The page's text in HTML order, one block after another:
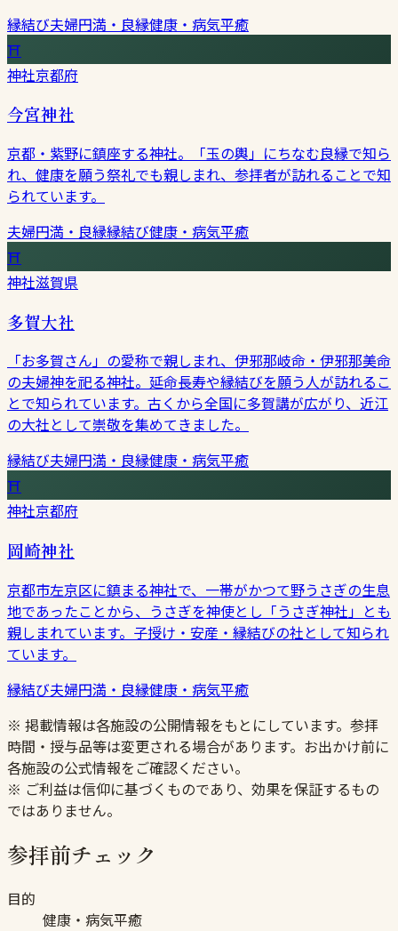
縁結び夫婦円満・良縁健康・病気平癒
⛩
神社京都府
今宮神社
京都・紫野に鎮座する神社。「玉の輿」にちなむ良縁で知ら
れ、健康を願う祭礼でも親しまれ、参拝者が訪れることで知
られています。
夫婦円満・良縁縁結び健康・病気平癒
⛩
神社滋賀県
多賀大社
「お多賀さん」の愛称で親しまれ、伊邪那岐命・伊邪那美命
の夫婦神を祀る神社。延命長寿や縁結びを願う人が訪れるこ
とで知られています。古くから全国に多賀講が広がり、近江
の大社として崇敬を集めてきました。
縁結び夫婦円満・良縁健康・病気平癒
⛩
神社京都府
岡崎神社
京都市左京区に鎮まる神社で、一帯がかつて野うさぎの生息
地であったことから、うさぎを神使とし「うさぎ神社」とも
親しまれています。子授け・安産・縁結びの社として知られ
ています。
縁結び夫婦円満・良縁健康・病気平癒
※ 掲載情報は各施設の公開情報をもとにしています。参拝
時間・授与品等は変更される場合があります。お出かけ前に
各施設の公式情報をご確認ください。
※ ご利益は信仰に基づくものであり、効果を保証するもの
ではありません。
参拝前チェック
目的
健康・病気平癒